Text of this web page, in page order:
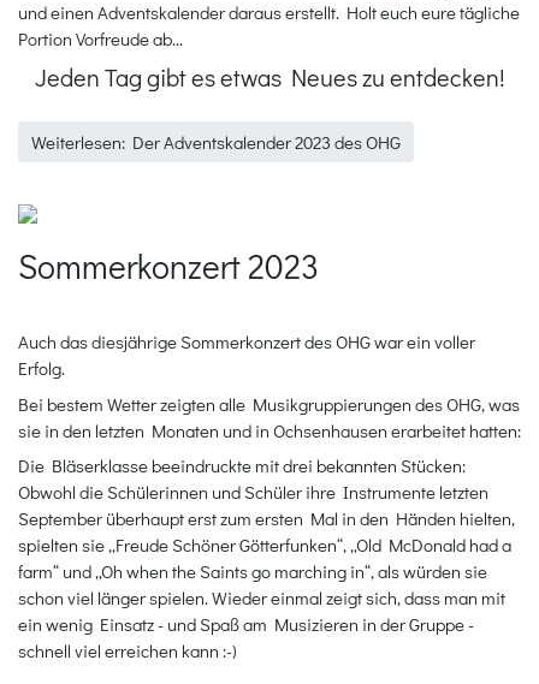
und einen Adventskalender daraus erstellt. Holt euch eure tägliche
Portion Vorfreude ab...
Jeden Tag gibt es etwas Neues zu entdecken!
Weiterlesen: Der Adventskalender 2023 des OHG
Sommerkonzert 2023
Auch das diesjährige Sommerkonzert des OHG war ein voller
Erfolg.
Bei bestem Wetter zeigten alle Musikgruppierungen des OHG, was
sie in den letzten Monaten und in Ochsenhausen erarbeitet hatten:
Die Bläserklasse beeindruckte mit drei bekannten Stücken:
Obwohl die Schülerinnen und Schüler ihre Instrumente letzten
September überhaupt erst zum ersten Mal in den Händen hielten,
spielten sie „Freude Schöner Götterfunken“, „Old McDonald had a
farm“ und „Oh when the Saints go marching in“, als würden sie
schon viel länger spielen. Wieder einmal zeigt sich, dass man mit
ein wenig Einsatz - und Spaß am Musizieren in der Gruppe -
schnell viel erreichen kann :-)